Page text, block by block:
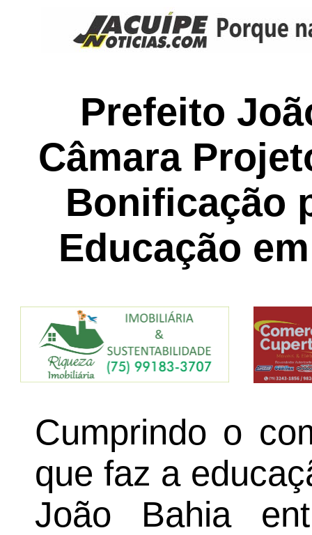
Prefeito
Câmara
Bonificação
Educação
Cumprindo o
que faz a
João Bahia